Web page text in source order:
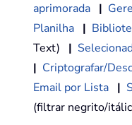
aprimorada |
Planilha |
Text) |
| Criptografar/
Email por Lista |
(filtrar negrito/